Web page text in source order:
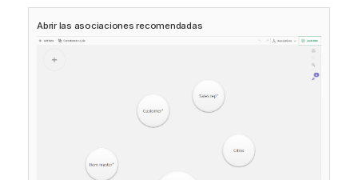
Abrir las asociaciones recomendadas